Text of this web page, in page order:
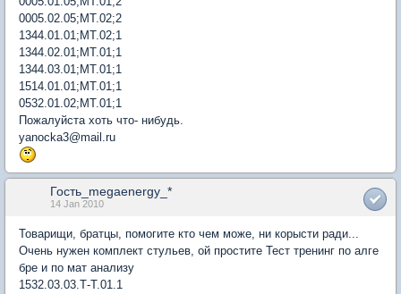
0005.02.05;МТ.02;2
1344.01.01;МТ.02;1
1344.02.01;МТ.01;1
1344.03.01;МТ.01;1
1514.01.01;МТ.01;1
0532.01.02;МТ.01;1
Пожалуйста хоть что- нибудь.
yanocka3@mail.ru
Гость_megaenergy_*
14 Jan 2010
Товарищи, братцы, помогите кто чем може, ни корысти ради...
Очень нужен комплект стульев, ой простите Тест тренинг по алге
бре и по мат анализу
1532.03.03.Т-Т.01.1